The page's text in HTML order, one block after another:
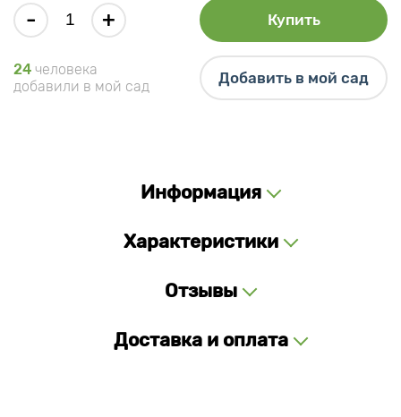
- + Купить
24 человека
добавили в мой сад
Добавить в мой сад
Информация
Характеристики
Отзывы
Доставка и оплата